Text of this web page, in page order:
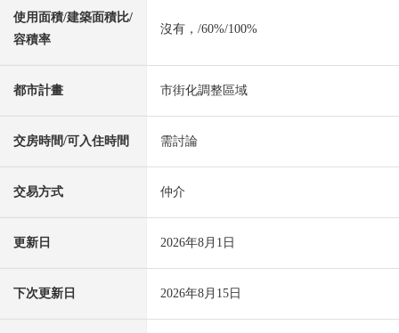
使用面積/建築面積比/
容積率
沒有，/60%/100%
都市計畫 市街化調整區域
交房時間/可入住時間 需討論
交易方式 仲介
更新日 2026年8月1日
下次更新日 2026年8月15日